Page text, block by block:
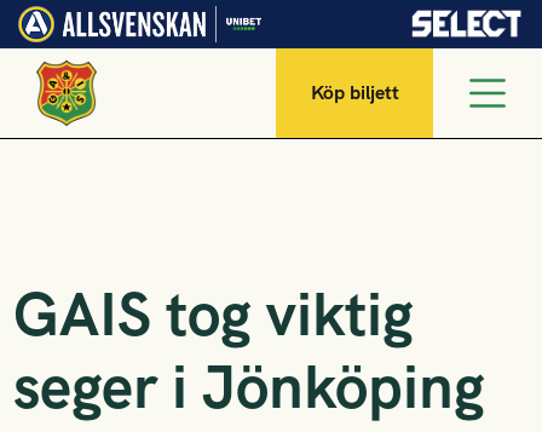
Köp biljett
GAIS tog viktig
seger i Jönköping